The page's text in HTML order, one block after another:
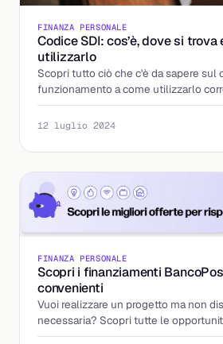
FINANZA PERSONALE
Codice SDI: cos’è, dove si trova
utilizzarlo
Scopri tutto ciò che c'è da sapere sul
funzionamento a come utilizzarlo
fatture elettroniche.
12 luglio 2024
FINANZA PERSONALE
Scopri i finanziamenti
convenienti
Vuoi realizzare un progetto ma non
necessaria? Scopri tutte le
offerte da BancoPosta di Poste